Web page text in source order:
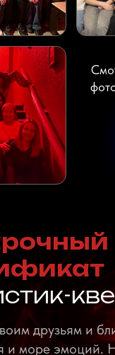
-
ПОТОМ!
на четыре равные части.
сразу, остальные три доли
раз в две недели.
свободное время,
рождение или проведите
прямо сейчас, а
без комиссии, кредитного